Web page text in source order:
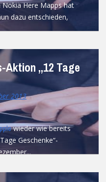
Nokia Here Mapps hat
dazu entschieden,
„12 Tage
2013
wieder wie bereits
Geschenke“-